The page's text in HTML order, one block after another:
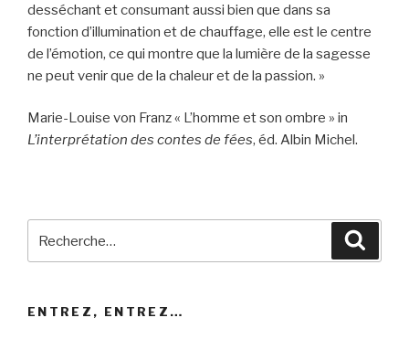
desséchant et consumant aussi bien que dans sa
fonction d’illumination et de chauffage, elle est le centre
de l’émotion, ce qui montre que la lumière de la sagesse
ne peut venir que de la chaleur et de la passion. »
Marie-Louise von Franz « L’homme et son ombre » in
L’interprétation des contes de fées, éd. Albin Michel.
pour
ENTREZ, ENTREZ…